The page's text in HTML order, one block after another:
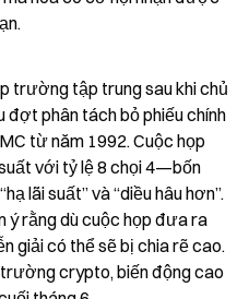
trường tập trung sau khi chủ
phân tách bỏ phiếu chính
từ năm 1992. Cuộc họp
với tỷ lệ 8 chọi 4—bốn
lãi suất” và “diều hâu hơn”.
ý rằng dù cuộc họp đưa ra
giải có thể sẽ bị chia rẽ cao.
crypto, biến động cao